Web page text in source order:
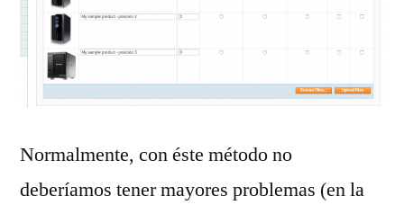
Normalmente, con éste método no
deberíamos tener mayores problemas (en la